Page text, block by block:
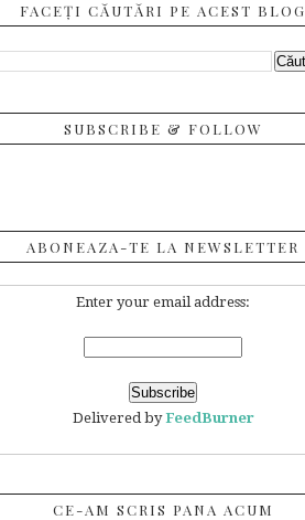
FACEȚI CĂUTĂRI PE ACEST BLOG
SUBSCRIBE & FOLLOW
ABONEAZA-TE LA NEWSLETTER
Enter your email address:
Delivered byFeedBurner
CE-AM SCRIS PANA ACUM